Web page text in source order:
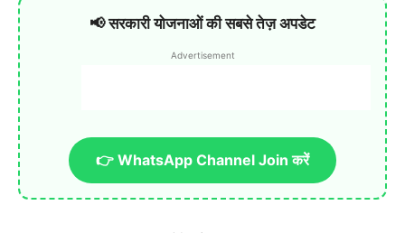
📢 सरकारी योजनाओं की सबसे तेज़ अपडेट
Advertisement
👉 WhatsApp Channel Join करें